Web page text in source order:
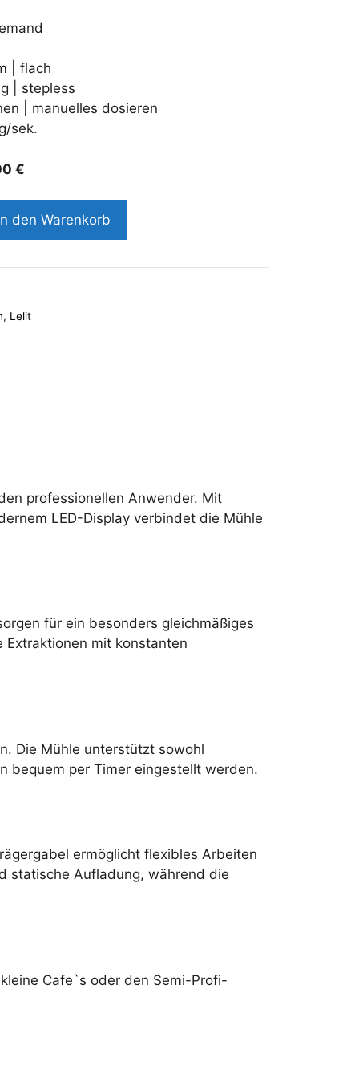
| flach
| stepless
| manuelles dosieren
sek.
€
den Warenkorb
, Lelit
professionellen Anwender. Mit
LED-Display verbindet die Mühle
für ein besonders gleichmäßiges
Extraktionen mit konstanten
Die Mühle unterstützt sowohl
bequem per Timer eingestellt werden.
ermöglicht flexibles Arbeiten
statische Aufladung, während die
Cafe`s oder den Semi-Profi-